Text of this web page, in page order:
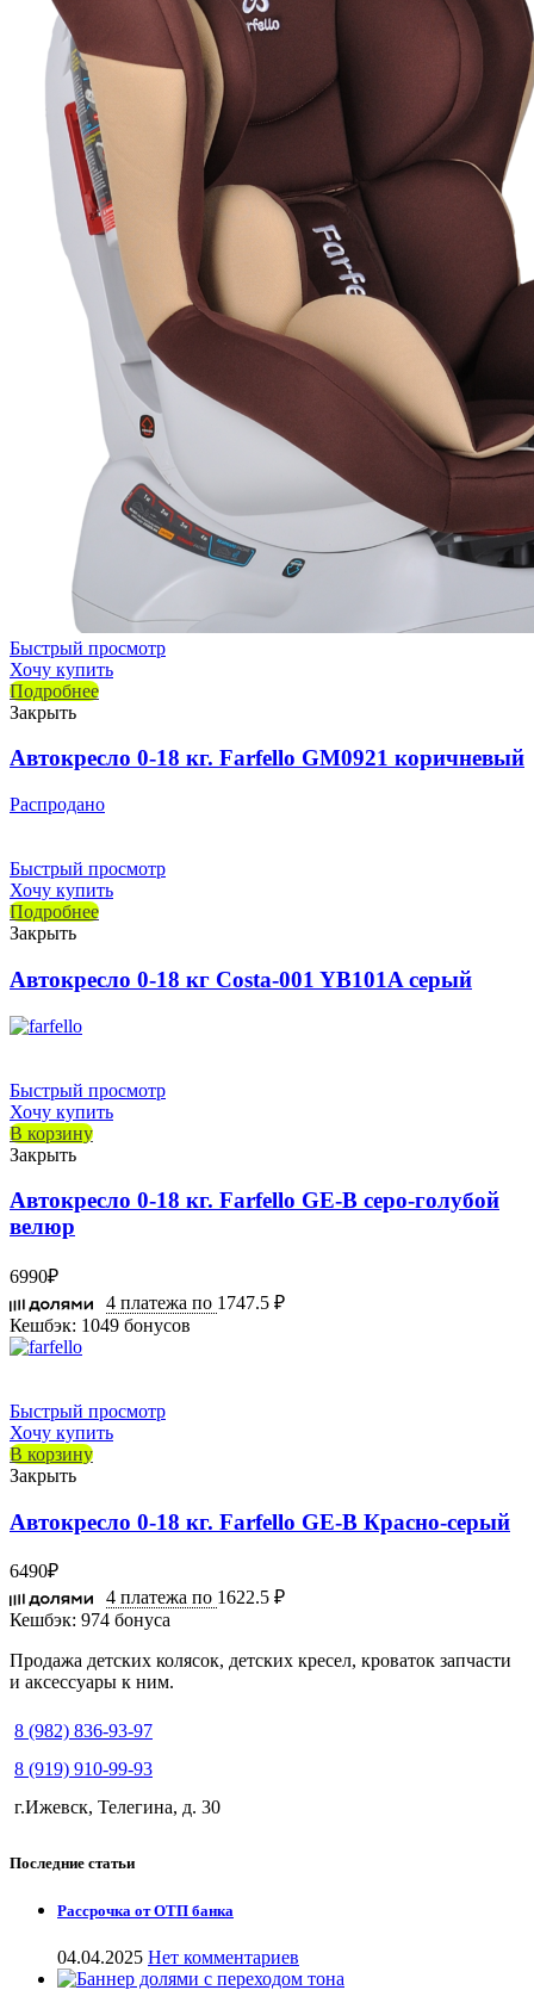
Быстрый просмотр
Хочу купить
Подробнее
Закрыть
Автокресло 0-18 кг. Farfello GM0921 коричневый
Распродано
Быстрый просмотр
Хочу купить
Подробнее
Закрыть
Автокресло 0-18 кг Costa-001 YB101A серый
Быстрый просмотр
Хочу купить
В корзину
Закрыть
Автокресло 0-18 кг. Farfello GE-B серо-голубой
велюр
6990₽
4 платежа по 1747.5 ₽
Кешбэк: 1049 бонусов
Быстрый просмотр
Хочу купить
В корзину
Закрыть
Автокресло 0-18 кг. Farfello GE-B Красно-серый
6490₽
4 платежа по 1622.5 ₽
Кешбэк: 974 бонуса
Продажа детских колясок, детских кресел, кроваток запчасти
и аксессуары к ним.
8 (982) 836-93-97
8 (919) 910-99-93
г.Ижевск, Телегина, д. 30
Последние статьи
Рассрочка от ОТП банка
04.04.2025 Нет комментариев